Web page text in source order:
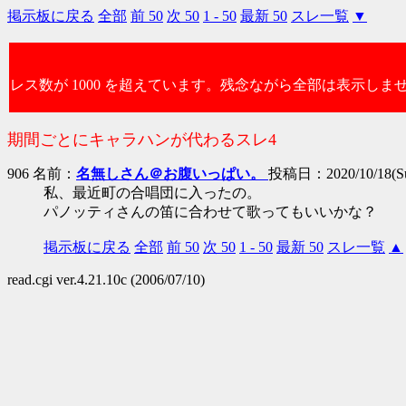
掲示板に戻る 全部 前 50 次 50 1 - 50 最新 50 スレ一覧 ▼
レス数が 1000 を超えています。残念ながら全部は表示しませ
期間ごとにキャラハンが代わるスレ4
906 名前： 名無しさん＠お腹いっぱい。 投稿日：2020/10/
私、最近町の合唱団に入ったの。
パノッティさんの笛に合わせて歌ってもいいかな？
掲示板に戻る 全部 前 50 次 50 1 - 50 最新 50 スレ一覧 ▲
read.cgi ver.4.21.10c (2006/07/10)